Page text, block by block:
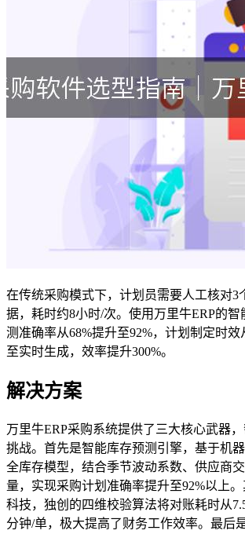
在传统采购模式下，计划员需要人工核对3
据，耗时约8小时/次。使用万里牛ERP的
测准确率从68%提升至92%，计划制定时效
至实时生成，效率提升300%。
解决方案
万里牛ERP采购系统提供了三大核心武器
挑战。首先是智能库存预测引擎，基于机
全库存模型，结合季节波动系数、供应商
量，实现采购计划准确率提升至92%以上
科技，独创的四维校验算法将对账耗时从
分钟/单，极大提高了财务工作效率。最后